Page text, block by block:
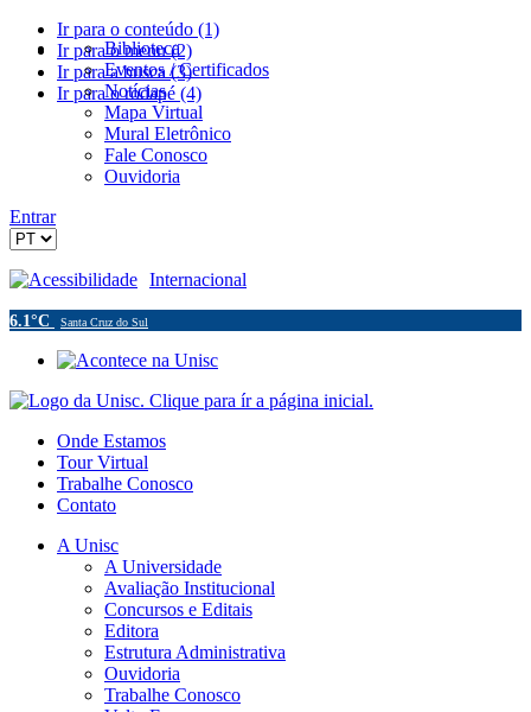
Ir para o conteúdo (1)
Ir para o menu (2)
Ir para a busca (3)
Ir para o rodapé (4)
Biblioteca
Eventos / Certificados
Notícias
Mapa Virtual
Mural Eletrônico
Fale Conosco
Ouvidoria
Entrar
Acessibilidade Internacional
6.1°C Santa Cruz do Sul
Onde Estamos
Tour Virtual
Trabalhe Conosco
Contato
A Unisc
A Universidade
Avaliação Institucional
Concursos e Editais
Editora
Estrutura Administrativa
Ouvidoria
Trabalhe Conosco